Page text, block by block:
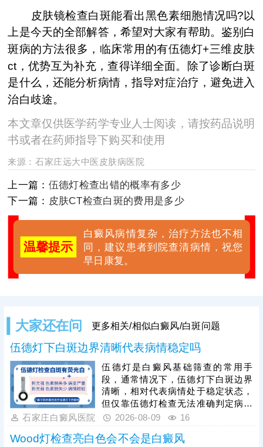
皮肤镜检查白斑能看出黑色素细胞情况吗?以
上是今天的全部解答，希望对大家有帮助。鉴别白
斑病的方法很多，临床常用的有伍德灯+三维皮肤
ct，优势互为补充，查得详细全面。除了诊断白斑
是什么，还能分析病情，指导对症治疗，避免进入
治白歧途。
本文章仅供医学药学专业人士阅读，请按药品说明
书或者在药师指导下购买和使用
来源：石家庄远大中医皮肤病医院
上一篇： 伍德灯检查出错的概率有多少
下一篇： 皮肤CT检查白斑的费用是多少
温馨提示
白癜风病情复杂，治疗方法也不相
同，建议患者到院查清病情，祝您
早日康复。
大家还在问 更多相关/相似白癜风/白斑问题
伍德灯下白斑边界清晰代表病情稳定吗
伍德灯是白癜风基础筛查的常用手
段，通常情况下，伍德灯下白斑边界
清晰，相对代表病情处于稳定状态，
但仅靠伍德灯检查无法准确判定病情
细节与发病根源，想要更准确明确白
度，需进一步做三维皮肤ct检查，直
石家庄白癜风医院 2026-08-09 16
Wood灯检查亮白色会不会是白癜风